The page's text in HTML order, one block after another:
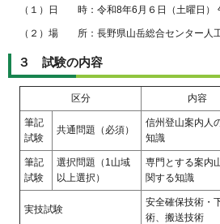
（１）日 時：令和8年6月６日（土曜日）
（２）場 所：長野県山岳総合センター人
３ 試験の内容
区分 内容
筆記
試験
共通問題（必須）
信州登山案内人
知識
筆記
試験
選択問題（1山域
以上選択）
専門とする案内
関する知識
実技試験
安全確保技術・
術、搬送技術